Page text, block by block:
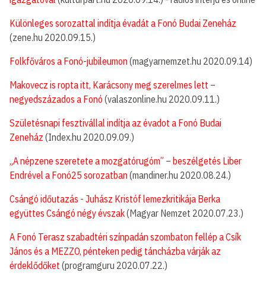
Különleges sorozattal indítja évadát a Fonó Budai Zeneház
(zene.hu 2020.09.15.)
Folkfőváros a Fonó-jubileumon (magyarnemzet.hu 2020.09.14)
Makovecz is ropta itt, Karácsony meg szerelmes lett –
negyedszázados a Fonó (valaszonline.hu 2020.09.11.)
Születésnapi fesztivállal indítja az évadot a Fonó Budai
Zeneház (Index.hu 2020.09.09.)
„A népzene szeretete a mozgatórugóm” – beszélgetés Liber
Endrével a Fonó25 sorozatban (mandiner.hu 2020.08.24.)
Csángó időutazás - Juhász Kristóf lemezkritikája Berka
együttes Csángó négy évszak(Magyar Nemzet 2020.07.23.)
A Fonó Terasz szabadtéri színpadán szombaton fellép a Csík
János és a MEZZO, pénteken pedig táncházba várják az
érdeklődőket (programguru 2020.07.22.)